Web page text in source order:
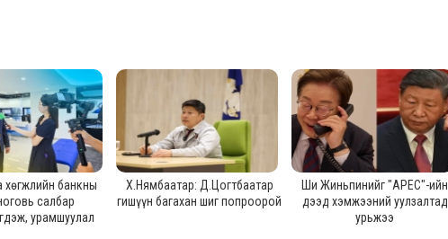
хөгжлийн банкны
салбар
урамшуулал
Х.Нямбаатар: Д.Цогтбаатар
гишүүн багахан шиг попроорой
Ши Жиньпинийг "APEC"-ийн
дээд хэмжээний уулзалтад
урьжээ